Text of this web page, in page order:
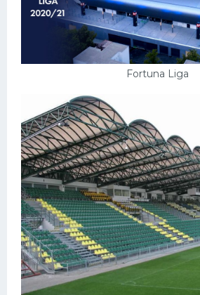
Fortuna Liga